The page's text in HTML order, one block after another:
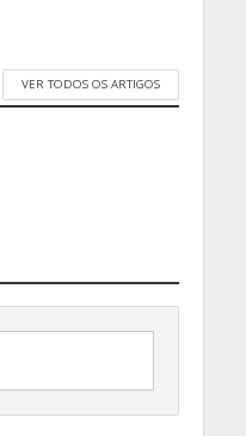
VER TODOS OS ARTIGOS